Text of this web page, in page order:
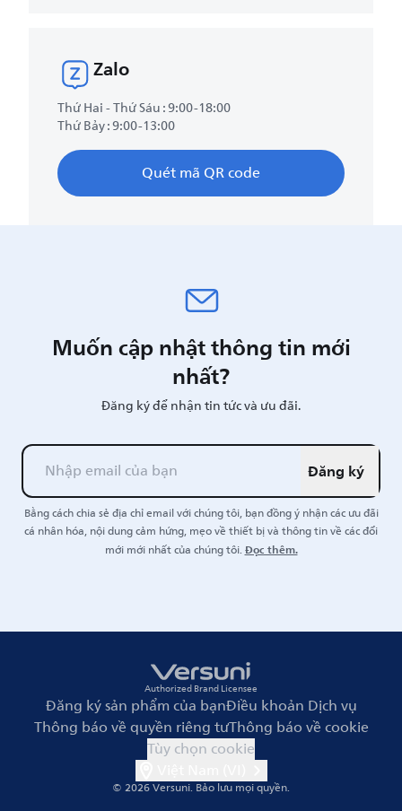
Zalo
Thứ Hai - Thứ Sáu : 9:00-18:00
Thứ Bảy : 9:00-13:00
Quét mã QR code
Muốn cập nhật thông tin mới
nhất?
Đăng ký để nhận tin tức và ưu đãi.
Đăng ký
Bằng cách chia sẻ địa chỉ email với chúng tôi, bạn đồng ý nhận các ưu đãi
cá nhân hóa, nội dung cảm hứng, mẹo về thiết bị và thông tin về các đổi
mới mới nhất của chúng tôi.Đọc thêm.
Authorized Brand Licensee
Đăng ký sản phẩm của bạnĐiều khoản Dịch vụ
Thông báo về quyền riêng tưThông báo về cookie
Tùy chọn cookie
© 2026 Versuni. Bảo lưu mọi quyền.